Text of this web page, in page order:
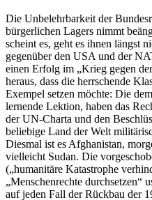
Die Unbelehrbarkeit der
bürgerlichen Lagers nimmt
scheint es, geht es ihnen längst
gegenüber den USA und der
einen Erfolg im „Krieg gegen
heraus, dass die herrschende
Exempel setzen möchte: Die
lernende Lektion, haben das
der UN-Charta und den
beliebige Land der Welt
Diesmal ist es Afghanistan,
vielleicht Sudan. Die
(„humanitäre Katastrophe
„Menschenrechte durchsetzen“
auf jeden Fall der Rückbau der